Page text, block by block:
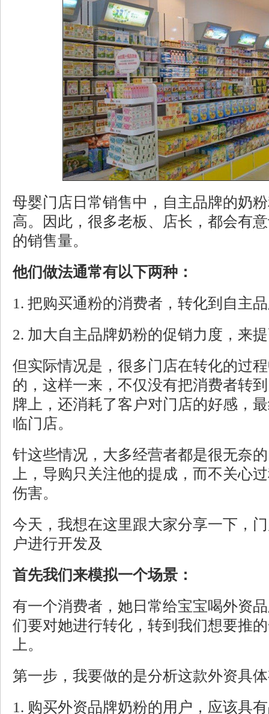
母婴门店日常销售中，自主品牌的奶
高。因此，很多老板、店长，都会有
的销售量。
他们做法通常有以下两种 ：
1. 把购买通粉的消费者，转化到自主
2. 加大自主品牌奶粉的促销力度，来
但实际情况是，很多门店在转化的过
的，这样一来，不仅没有把消费者转
牌上，还消耗了客户对门店的好感，
临门店。
针这些情况，大多经营者都是很无奈
上，导购只关注他的提成，而不关心
伤害。
今天，我想在这里跟大家分享一下，
户进行开发及
首先我们来模拟一个场景：
有一个消费者，她日常给宝宝喝外资
们要对她进行转化，转到我们想要推
上。
第一步，我要做的是分析这款外资具
1. 购买外资品牌奶粉的用户，应该具